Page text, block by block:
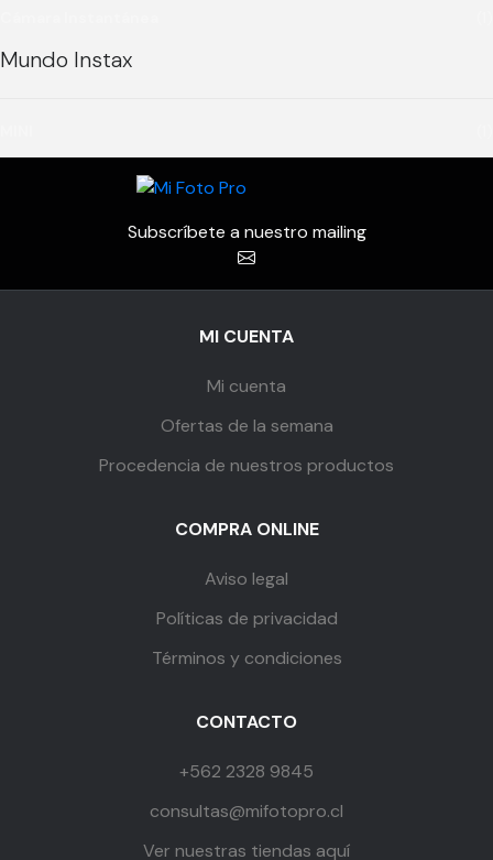
Mundo Instax
Subscríbete a nuestro mailing
MI CUENTA
Mi cuenta
Ofertas de la semana
Procedencia de nuestros productos
COMPRA ONLINE
Aviso legal
Políticas de privacidad
Términos y condiciones
CONTACTO
+562 2328 9845
consultas@mifotopro.cl
Ver nuestras tiendas aquí